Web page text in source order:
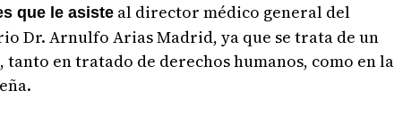
que le asisteal director médico general del
Dr. Arnulfo Arias Madrid, ya que se trata de un
en tratado de derechos humanos, como en la